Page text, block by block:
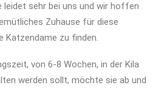
leidet sehr bei uns und wir hoffen
Zuhause für diese
Katzendame zu finden.
von 6-8 Wochen, in der Kila
werden sollt, möchte sie ab und